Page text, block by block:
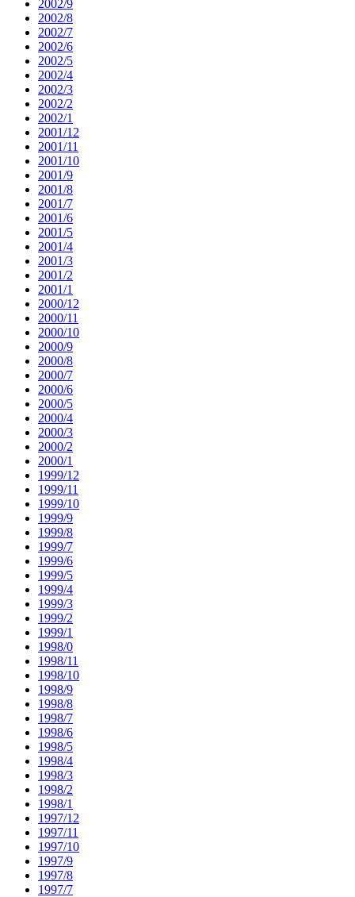
2002/9
2002/8
2002/7
2002/6
2002/5
2002/4
2002/3
2002/2
2002/1
2001/12
2001/11
2001/10
2001/9
2001/8
2001/7
2001/6
2001/5
2001/4
2001/3
2001/2
2001/1
2000/12
2000/11
2000/10
2000/9
2000/8
2000/7
2000/6
2000/5
2000/4
2000/3
2000/2
2000/1
1999/12
1999/11
1999/10
1999/9
1999/8
1999/7
1999/6
1999/5
1999/4
1999/3
1999/2
1999/1
1998/0
1998/11
1998/10
1998/9
1998/8
1998/7
1998/6
1998/5
1998/4
1998/3
1998/2
1998/1
1997/12
1997/11
1997/10
1997/9
1997/8
1997/7